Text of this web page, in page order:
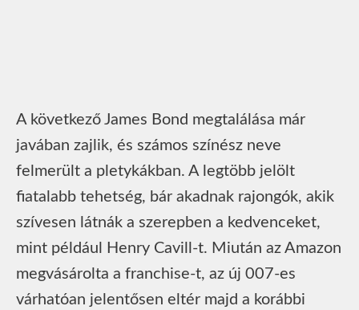
A következő James Bond megtalálása már
javában zajlik, és számos színész neve
felmerült a pletykákban. A legtöbb jelölt
fiatalabb tehetség, bár akadnak rajongók, akik
szívesen látnák a szerepben a kedvenceket,
mint például Henry Cavill-t. Miután az Amazon
megvásárolta a franchise-t, az új 007-es
várhatóan jelentősen eltér majd a korábbi